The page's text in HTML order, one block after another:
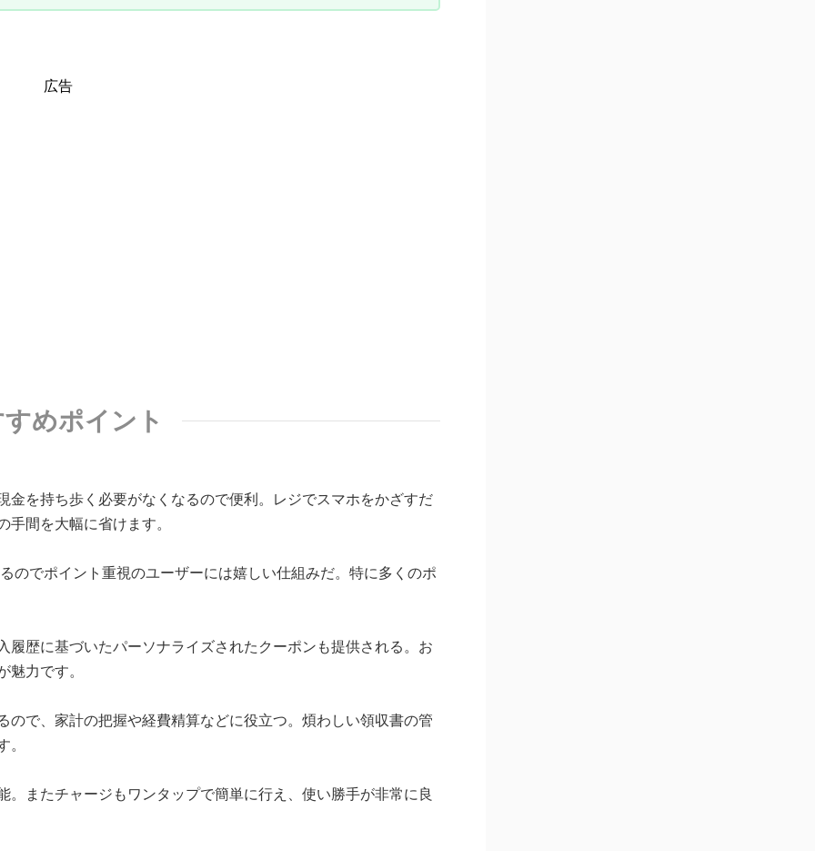
広告
めポイント
を持ち歩く必要がなくなるので便利。レジでスマホをかざすだ
間を大幅に省けます。
のでポイント重視のユーザーには嬉しい仕組みだ。特に多くのポ
歴に基づいたパーソナライズされたクーポンも提供される。お
力です。
で、家計の把握や経費精算などに役立つ。煩わしい領収書の管
またチャージもワンタップで簡単に行え、使い勝手が非常に良